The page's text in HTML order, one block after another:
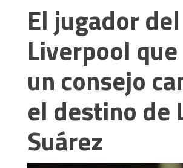
El jugador del
Liverpool
un consejo
el destino de
Suárez